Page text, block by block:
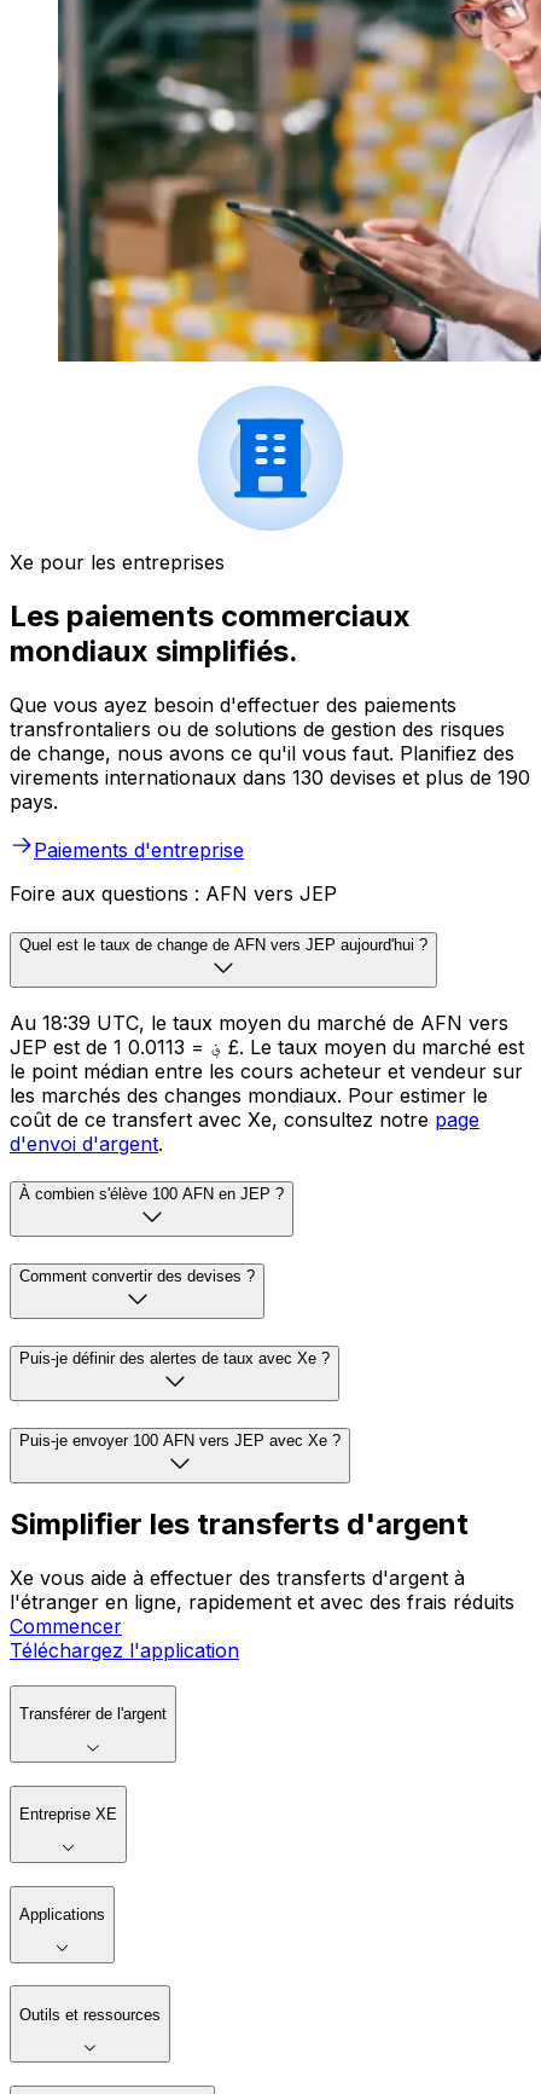
Xe pour les entreprises
Les paiements commerciaux
mondiaux simplifiés.
Que vous ayez besoin d'effectuer des paiements
transfrontaliers ou de solutions de gestion des risques
de change, nous avons ce qu'il vous faut. Planifiez des
virements internationaux dans 130 devises et plus de 190
pays.
Paiements d'entreprise
Foire aux questions : AFN vers JEP
Quel est le taux de change de AFN vers JEP aujourd'hui ?
Au 18:39 UTC, le taux moyen du marché de AFN vers
JEP est de 1 ؋ = 0.0113 £. Le taux moyen du marché est
le point médian entre les cours acheteur et vendeur sur
les marchés des changes mondiaux. Pour estimer le
coût de ce transfert avec Xe, consultez notre page
d'envoi d'argent.
À combien s'élève 100 AFN en JEP ?
Comment convertir des devises ?
Puis-je définir des alertes de taux avec Xe ?
Puis-je envoyer 100 AFN vers JEP avec Xe ?
Simplifier les transferts d'argent
Xe vous aide à effectuer des transferts d'argent à
l'étranger en ligne, rapidement et avec des frais réduits
Commencer
Téléchargez l'application
Transférer de l'argent
Entreprise XE
Applications
Outils et ressources